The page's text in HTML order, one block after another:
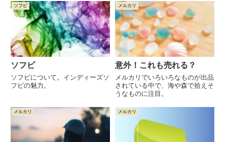
ソフビ
ソフビ
ソフビについて。インディーズソ
フビの魅力。
メルカリ
意外！これも売れる？
メルカリでいろいろなものが出品
されている中で、海や森で拾えそ
うなものに注目。
メルカリ メルカリ